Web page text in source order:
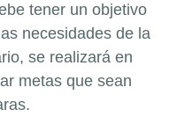
tener un objetivo
necesidades de la
se realizará en
metas que sean